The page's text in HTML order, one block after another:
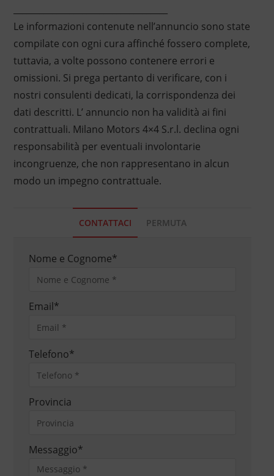
Le informazioni contenute nell’annuncio sono state
compilate con ogni cura affinché fossero complete,
tuttavia, a volte possono contenere errori e
omissioni. Si prega pertanto di verificare, con i
nostri consulenti dedicati, la corrispondenza dei
dati descritti. L’ annuncio non ha validità ai fini
contrattuali. Milano Motors 4×4 S.r.l. declina ogni
responsabilità per eventuali involontarie
incongruenze, che non rappresentano in alcun
modo un impegno contrattuale.
CONTATTACI PERMUTA
Nome e Cognome*
Email*
Telefono*
Provincia
Messaggio*